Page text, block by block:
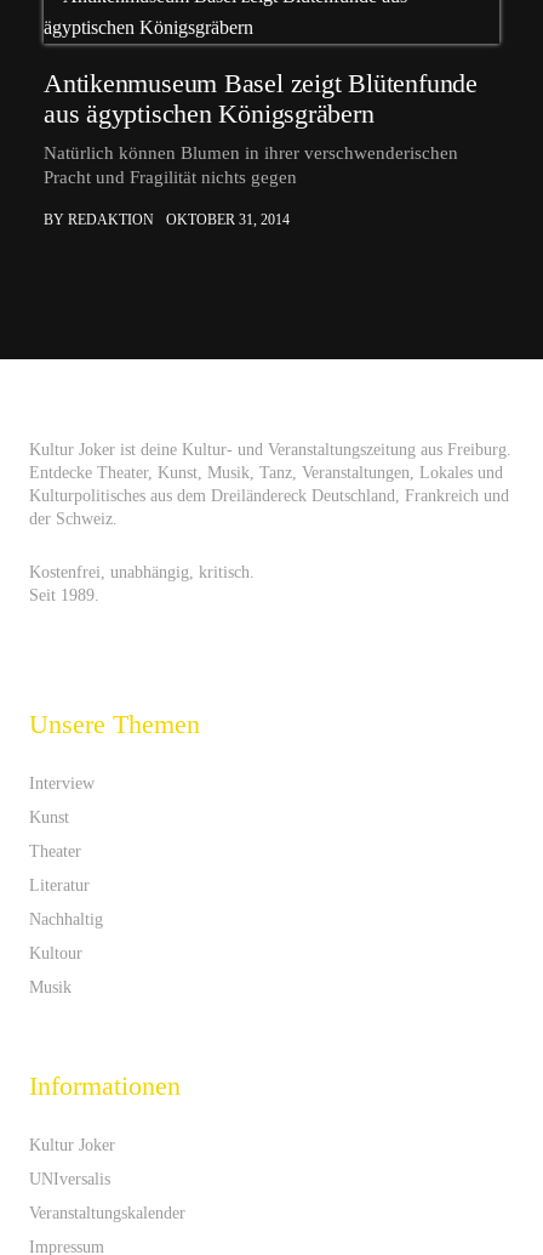
Antikenmuseum Basel zeigt Blütenfunde
aus ägyptischen Königsgräbern
Natürlich können Blumen in ihrer verschwenderischen
Pracht und Fragilität nichts gegen
BY REDAKTION OKTOBER 31, 2014
Kultur Joker ist deine Kultur- und Veranstaltungszeitung aus Freiburg.
Entdecke Theater, Kunst, Musik, Tanz, Veranstaltungen, Lokales und
Kulturpolitisches aus dem Dreiländereck Deutschland, Frankreich und
der Schweiz.
Kostenfrei, unabhängig, kritisch.
Seit 1989.
Unsere Themen
Interview
Kunst
Theater
Literatur
Nachhaltig
Kultour
Musik
Informationen
Kultur Joker
UNIversalis
Veranstaltungskalender
Impressum